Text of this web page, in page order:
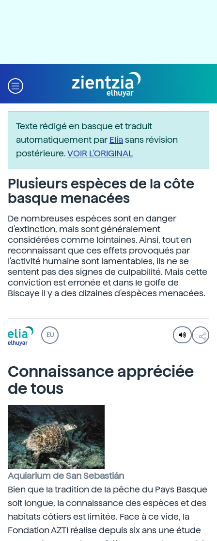
Texte rédigé en basque et traduit
automatiquement parEliasans révision
postérieure.VOIR L'ORIGINAL
Plusieurs espèces de la côte
basque menacées
De nombreuses espèces sont en danger
d'extinction, mais sont généralement
considérées comme lointaines. Ainsi, tout en
reconnaissant que ces effets provoqués par
l'activité humaine sont lamentables, ils ne se
sentent pas des signes de culpabilité. Mais cette
conviction est erronée et dans le golfe de
Biscaye il y a des dizaines d'espèces menacées.
EU
Connaissance appréciée
de tous
Aquiarium de San Sebastián
Bien que la tradition de la pêche du Pays Basque
soit longue, la connaissance des espèces et des
habitats côtiers est limitée. Face à ce vide, la
Fondation AZTI réalise depuis six ans une étude